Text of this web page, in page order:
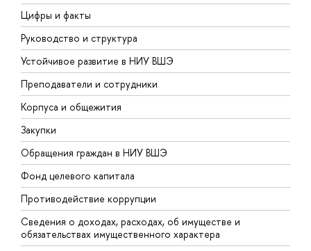
Цифры и факты
Руководство и структура
Устойчивое развитие в НИУ ВШЭ
Преподаватели и сотрудники
Корпуса и общежития
Закупки
Обращения граждан в НИУ ВШЭ
Фонд целевого капитала
Противодействие коррупции
Сведения о доходах, расходах, об имуществе и
обязательствах имущественного характера